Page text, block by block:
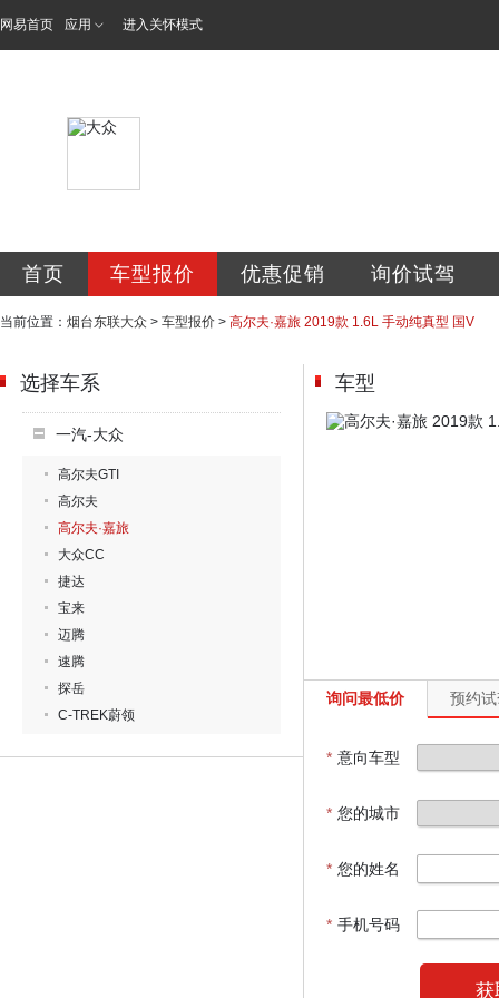
网易首页 应用 进入关怀模式
首页 车型报价 优惠促销 询价试驾
当前位置： 烟台东联大众 > 车型报价 > 高尔夫·嘉旅 2019款 1.6L 手动纯真型 国V
选择车系
一汽-大众
高尔夫GTI
高尔夫
高尔夫·嘉旅
大众CC
捷达
宝来
迈腾
速腾
探岳
C-TREK蔚领
车型
询问最低价 预约
* 意向车型
* 您的城市
* 您的姓名
* 手机号码
获